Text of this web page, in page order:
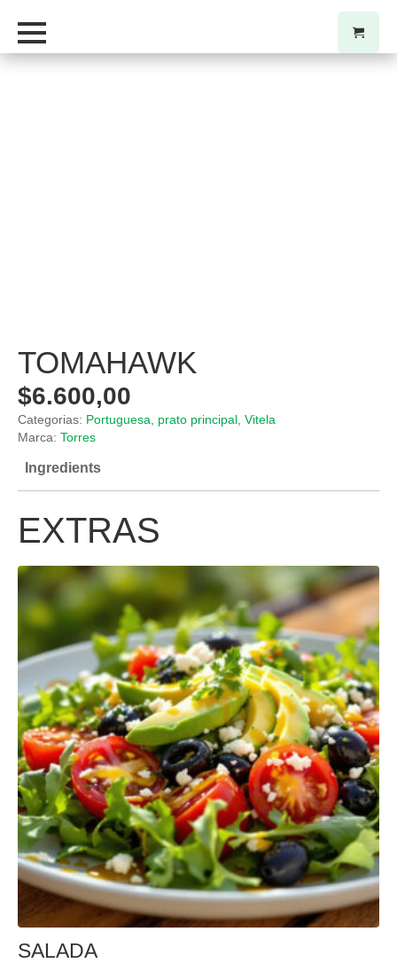
TOMAHAWK
$6.600,00
Categorias: Portuguesa prato principal Vitela
Marca: Torres
Ingredients
EXTRAS
SALADA